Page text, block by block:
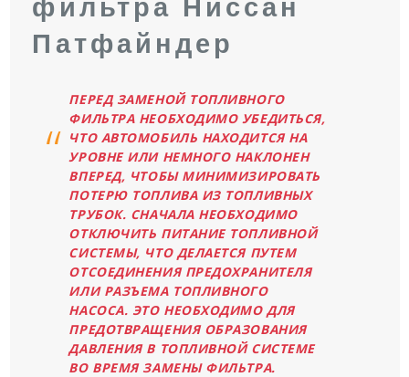
фильтра Ниссан
Патфайндер
ПЕРЕД ЗАМЕНОЙ ТОПЛИВНОГО
ФИЛЬТРА НЕОБХОДИМО УБЕДИТЬСЯ,
ЧТО АВТОМОБИЛЬ НАХОДИТСЯ НА
УРОВНЕ ИЛИ НЕМНОГО НАКЛОНЕН
ВПЕРЕД, ЧТОБЫ МИНИМИЗИРОВАТЬ
ПОТЕРЮ ТОПЛИВА ИЗ ТОПЛИВНЫХ
ТРУБОК. СНАЧАЛА НЕОБХОДИМО
ОТКЛЮЧИТЬ ПИТАНИЕ ТОПЛИВНОЙ
СИСТЕМЫ, ЧТО ДЕЛАЕТСЯ ПУТЕМ
ОТСОЕДИНЕНИЯ ПРЕДОХРАНИТЕЛЯ
ИЛИ РАЗЪЕМА ТОПЛИВНОГО
НАСОСА. ЭТО НЕОБХОДИМО ДЛЯ
ПРЕДОТВРАЩЕНИЯ ОБРАЗОВАНИЯ
ДАВЛЕНИЯ В ТОПЛИВНОЙ СИСТЕМЕ
ВО ВРЕМЯ ЗАМЕНЫ ФИЛЬТРА.